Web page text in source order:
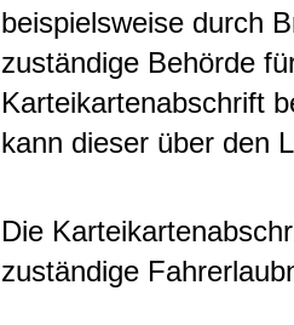
beispielsweise durch
zuständige Behörde
Karteikartenabschrift
kann dieser über den
Die
zuständige